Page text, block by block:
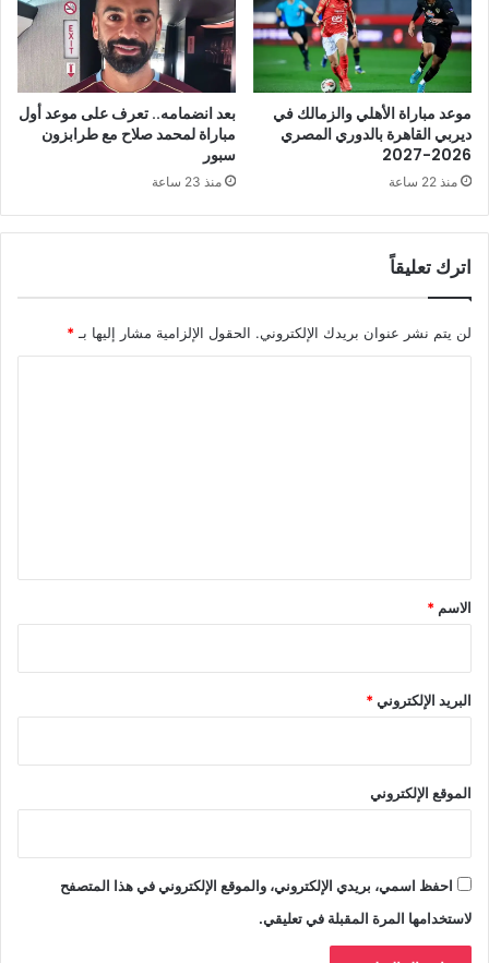
موعد مباراة الأهلي والزمالك في
ديربي القاهرة بالدوري المصري
2026-2027
منذ 22 ساعة
بعد انضمامه.. تعرف على موعد أول
مباراة لمحمد صلاح مع طرابزون
سبور
منذ 23 ساعة
اترك تعليقاً
لن يتم نشر عنوان بريدك الإلكتروني. الحقول الإلزامية مشار إليها بـ *
*
الاسم *
البريد الإلكتروني*
الموقع الإلكتروني
احفظ اسمي، بريدي الإلكتروني، والموقع الإلكتروني في هذا المتصفح
لاستخدامها المرة المقبلة في تعليقي.